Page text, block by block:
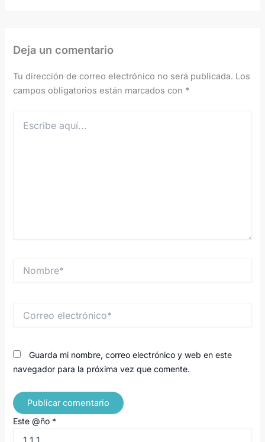
Deja un comentario
Tu dirección de correo electrónico no será publicada. Los
campos obligatorios están marcados con *
aquí...
electrónico*
Guarda mi nombre, correo electrónico y web en este
navegador para la próxima vez que comente.
Este @ño *